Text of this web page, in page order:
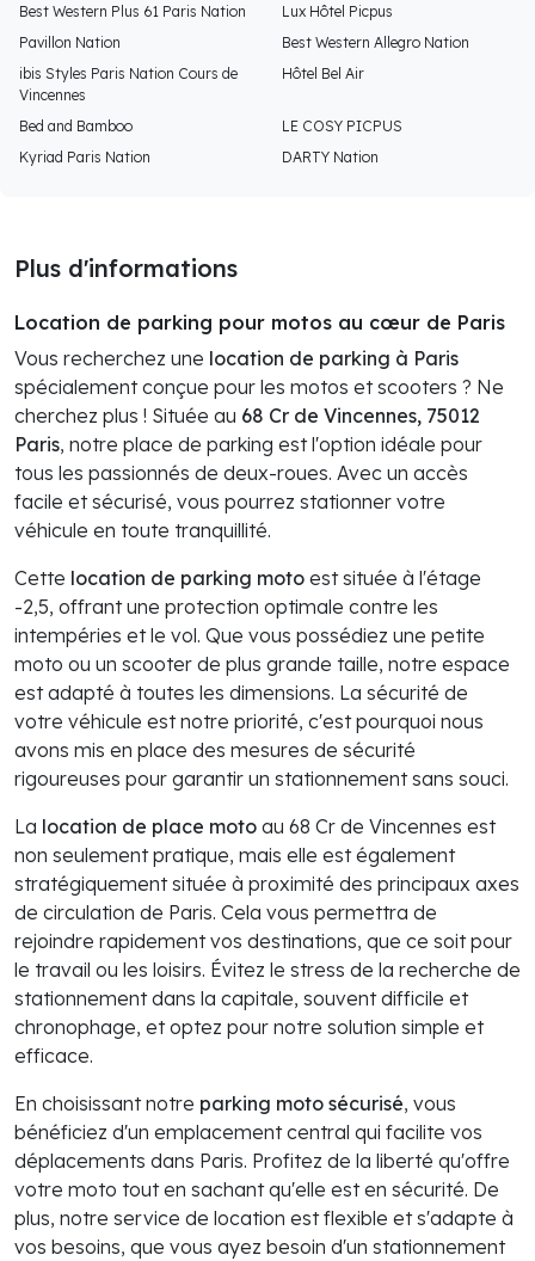
Best Western Plus 61 Paris Nation
Lux Hôtel Picpus
Pavillon Nation
Best Western Allegro Nation
ibis Styles Paris Nation Cours de
Vincennes
Hôtel Bel Air
Bed and Bamboo
LE COSY PICPUS
Kyriad Paris Nation
DARTY Nation
Plus d'informations
Location de parking pour motos au cœur de Paris
Vous recherchez une location de parking à Paris
spécialement conçue pour les motos et scooters ? Ne
cherchez plus ! Située au 68 Cr de Vincennes, 75012
Paris, notre place de parking est l'option idéale pour
tous les passionnés de deux-roues. Avec un accès
facile et sécurisé, vous pourrez stationner votre
véhicule en toute tranquillité.
Cette location de parking moto est située à l'étage
-2,5, offrant une protection optimale contre les
intempéries et le vol. Que vous possédiez une petite
moto ou un scooter de plus grande taille, notre espace
est adapté à toutes les dimensions. La sécurité de
votre véhicule est notre priorité, c'est pourquoi nous
avons mis en place des mesures de sécurité
rigoureuses pour garantir un stationnement sans souci.
La location de place moto au 68 Cr de Vincennes est
non seulement pratique, mais elle est également
stratégiquement située à proximité des principaux axes
de circulation de Paris. Cela vous permettra de
rejoindre rapidement vos destinations, que ce soit pour
le travail ou les loisirs. Évitez le stress de la recherche de
stationnement dans la capitale, souvent difficile et
chronophage, et optez pour notre solution simple et
efficace.
En choisissant notre parking moto sécurisé, vous
bénéficiez d'un emplacement central qui facilite vos
déplacements dans Paris. Profitez de la liberté qu'offre
votre moto tout en sachant qu'elle est en sécurité. De
plus, notre service de location est flexible et s'adapte à
vos besoins, que vous ayez besoin d'un stationnement